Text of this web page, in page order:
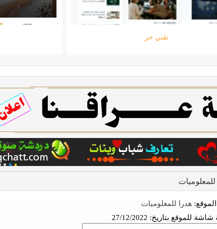
ستارتايم
للمعلوميات
هدرا للمعلوميات
شاشة للموقع بتاريخ: